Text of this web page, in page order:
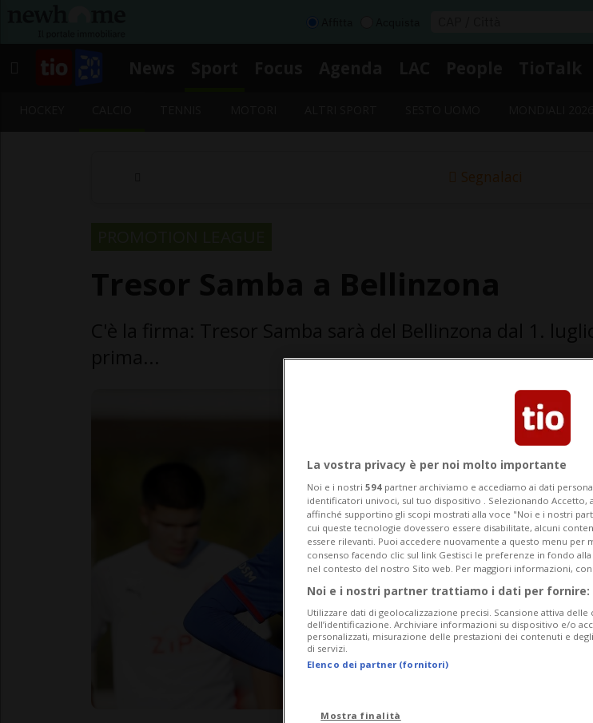
Segnalaci
La vostra privacy è per noi molto importante
Noi e i nostri 594 partner archiviamo e accediamo ai dati
identificatori univoci, sul tuo dispositivo . Selezionando
affinché supportino gli scopi mostrati alla voce "Noi e i nostri
cui queste tecnologie dovessero essere disabilitate, alcuni
essere rilevanti. Puoi accedere nuovamente a questo menu
consenso facendo clic sul link Gestisci le preferenze in fondo
nel contesto del nostro Sito web. Per maggiori informazioni,
Noi e i nostri partner trattiamo i dati per fornire:
Utilizzare dati di geolocalizzazione precisi. Scansione attiva
dell’identificazione. Archiviare informazioni su dispositivo e/o
personalizzati, misurazione delle prestazioni dei contenuti e
di servizi.
Elenco dei partner (fornitori)
Mostra finalità